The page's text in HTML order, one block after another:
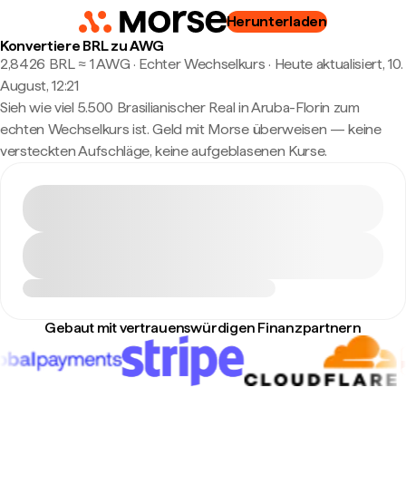
Herunterladen
Konvertiere BRL zu AWG
2,8426 BRL ≈ 1 AWG · Echter Wechselkurs · Heute aktualisiert, 10.
August, 12:21
Sieh wie viel 5.500 Brasilianischer Real in Aruba-Florin zum
echten Wechselkurs ist. Geld mit Morse überweisen — keine
versteckten Aufschläge, keine aufgeblasenen Kurse.
Gebaut mit vertrauenswürdigen Finanzpartnern